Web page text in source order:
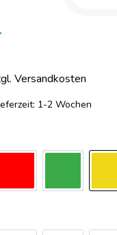
Versandkosten
1-2 Wochen